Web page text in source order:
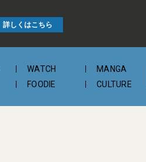
詳しくはこちら
WATCH
MANGA
FOODIE CULTURE